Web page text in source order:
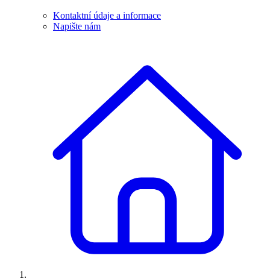
Kontaktní údaje a informace
Napište nám